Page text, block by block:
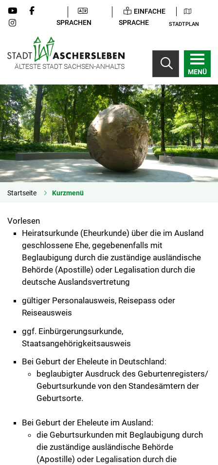
SPRACHEN
EINFACHE
SPRACHE
STADTPLAN
ÄLTESTE STADT SACHSEN-ANHALTS
MENÜ
Startseite Kurzmenü
Vorlesen
Heiratsurkunde (Eheurkunde) über die im Ausland
geschlossene Ehe, gegebenenfalls mit
Beglaubigung durch die zuständige ausländische
Behörde (Apostille) oder Legalisation durch die
deutsche Auslandsvertretung
gültiger Personalausweis, Reisepass oder
Reiseausweis
ggf. Einbürgerungsurkunde,
Staatsangehörigkeitsausweis
Bei Geburt der Eheleute in Deutschland:
beglaubigter Ausdruck des Geburtenregisters/
Geburtsurkunde von den Standesämtern der
Geburtsorte.
Bei Geburt der Eheleute im Ausland:
die Geburtsurkunden mit Beglaubigung durch
die zuständige ausländische Behörde
(Apostille) oder Legalisation durch die